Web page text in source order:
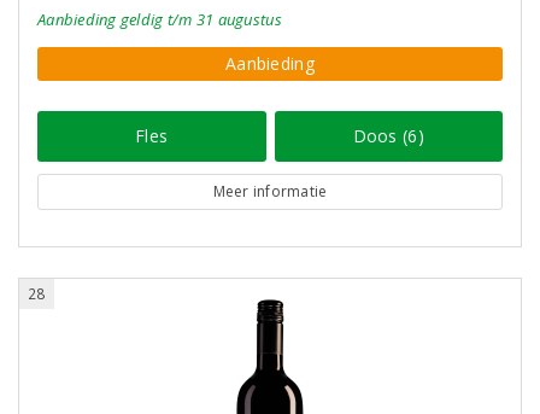
Aanbieding geldig t/m 31 augustus
Aanbieding
Fles Doos (6)
Meer informatie
28